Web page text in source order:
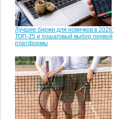
Лучшие биржи для новичков в 2026:
ТОП-25 и пошаговый выбор первой
платформы